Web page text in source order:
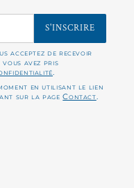
S'INSCRIRE
acceptez de recevoir
avez pris
.
en utilisant le lien
sur la pageContact.